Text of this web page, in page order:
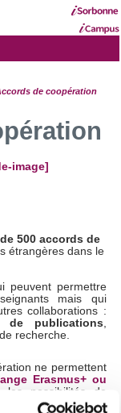
de coopération
500 accords de
étrangères dans le
peuvent permettre
mais qui
collaborations :
de publications
recherche.
ne permettent
Erasmus+ ou
les possibilités de
Nos protocoles de